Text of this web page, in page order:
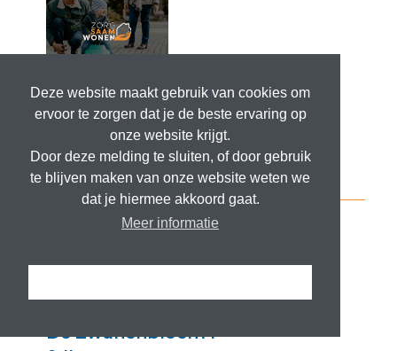
Deze website maakt gebruik van cookies om
ervoor te zorgen dat je de beste ervaring op
onze website krijgt.
Door deze melding te sluiten, of door gebruik
te blijven maken van onze website weten we
dat je hiermee akkoord gaat.
Meer informatie